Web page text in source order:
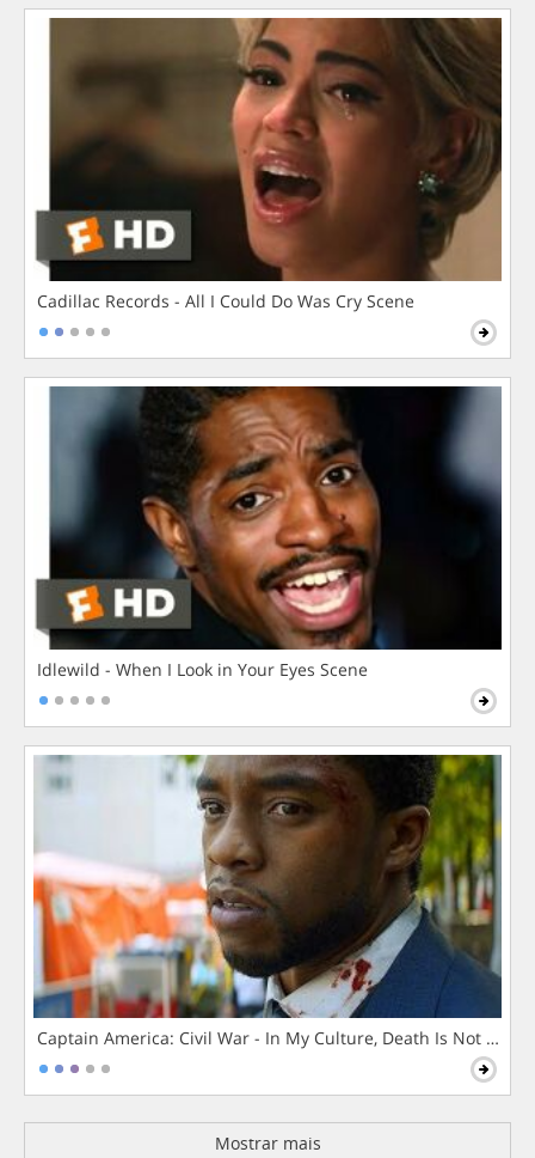
Cadillac Records - All I Could Do Was Cry Scene
Idlewild - When I Look in Your Eyes Scene
Captain America: Civil War - In My Culture, Death Is Not The
Mostrar mais